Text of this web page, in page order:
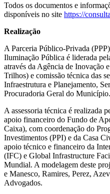
Todos os documentos e
disponíveis no site https://
Realização
A Parceria Público-Privada
Iluminação Pública é liderada
através da Agência de Inovação
Trilhos) e comissão técnica das
Infraestrutura e Planejamento,
Procuradoria Geral do Município.
A assessoria técnica é realizada
apoio financeiro do Fundo de
Caixa), com coordenação do
Investimentos (PPI) e da Casa
apoio técnico e financeiro da
(IFC) e Global Infrastructure
Mundial. A modelagem deste
e Manesco, Ramires, Perez,
Advogados.